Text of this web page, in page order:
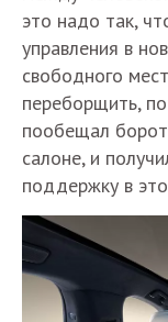
это надо так,
управления в
свободного
переборщить,
пообещал
салоне, и
поддержку в